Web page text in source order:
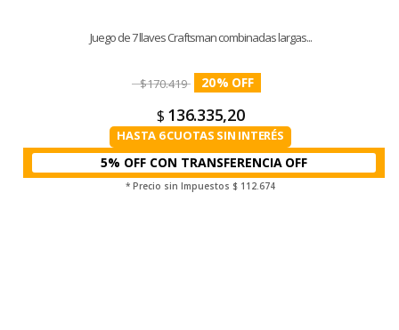
Juego de 7 llaves Craftsman combinadas largas...
$170.419 20%
$ 136.335,20
HASTA 6 CUOTAS SIN INTERÉS
5% OFF CON TRANSFERENCIA
* Precio sin Impuestos $ 112.674